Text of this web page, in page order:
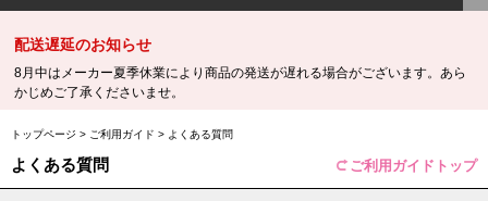
配送遅延のお知らせ
8月中はメーカー夏季休業により商品の発送が遅れる場合がございます。あら
かじめご了承くださいませ。
トップページ > ご利用ガイド > よくある質問
よくある質問 ご利用ガイドトップ